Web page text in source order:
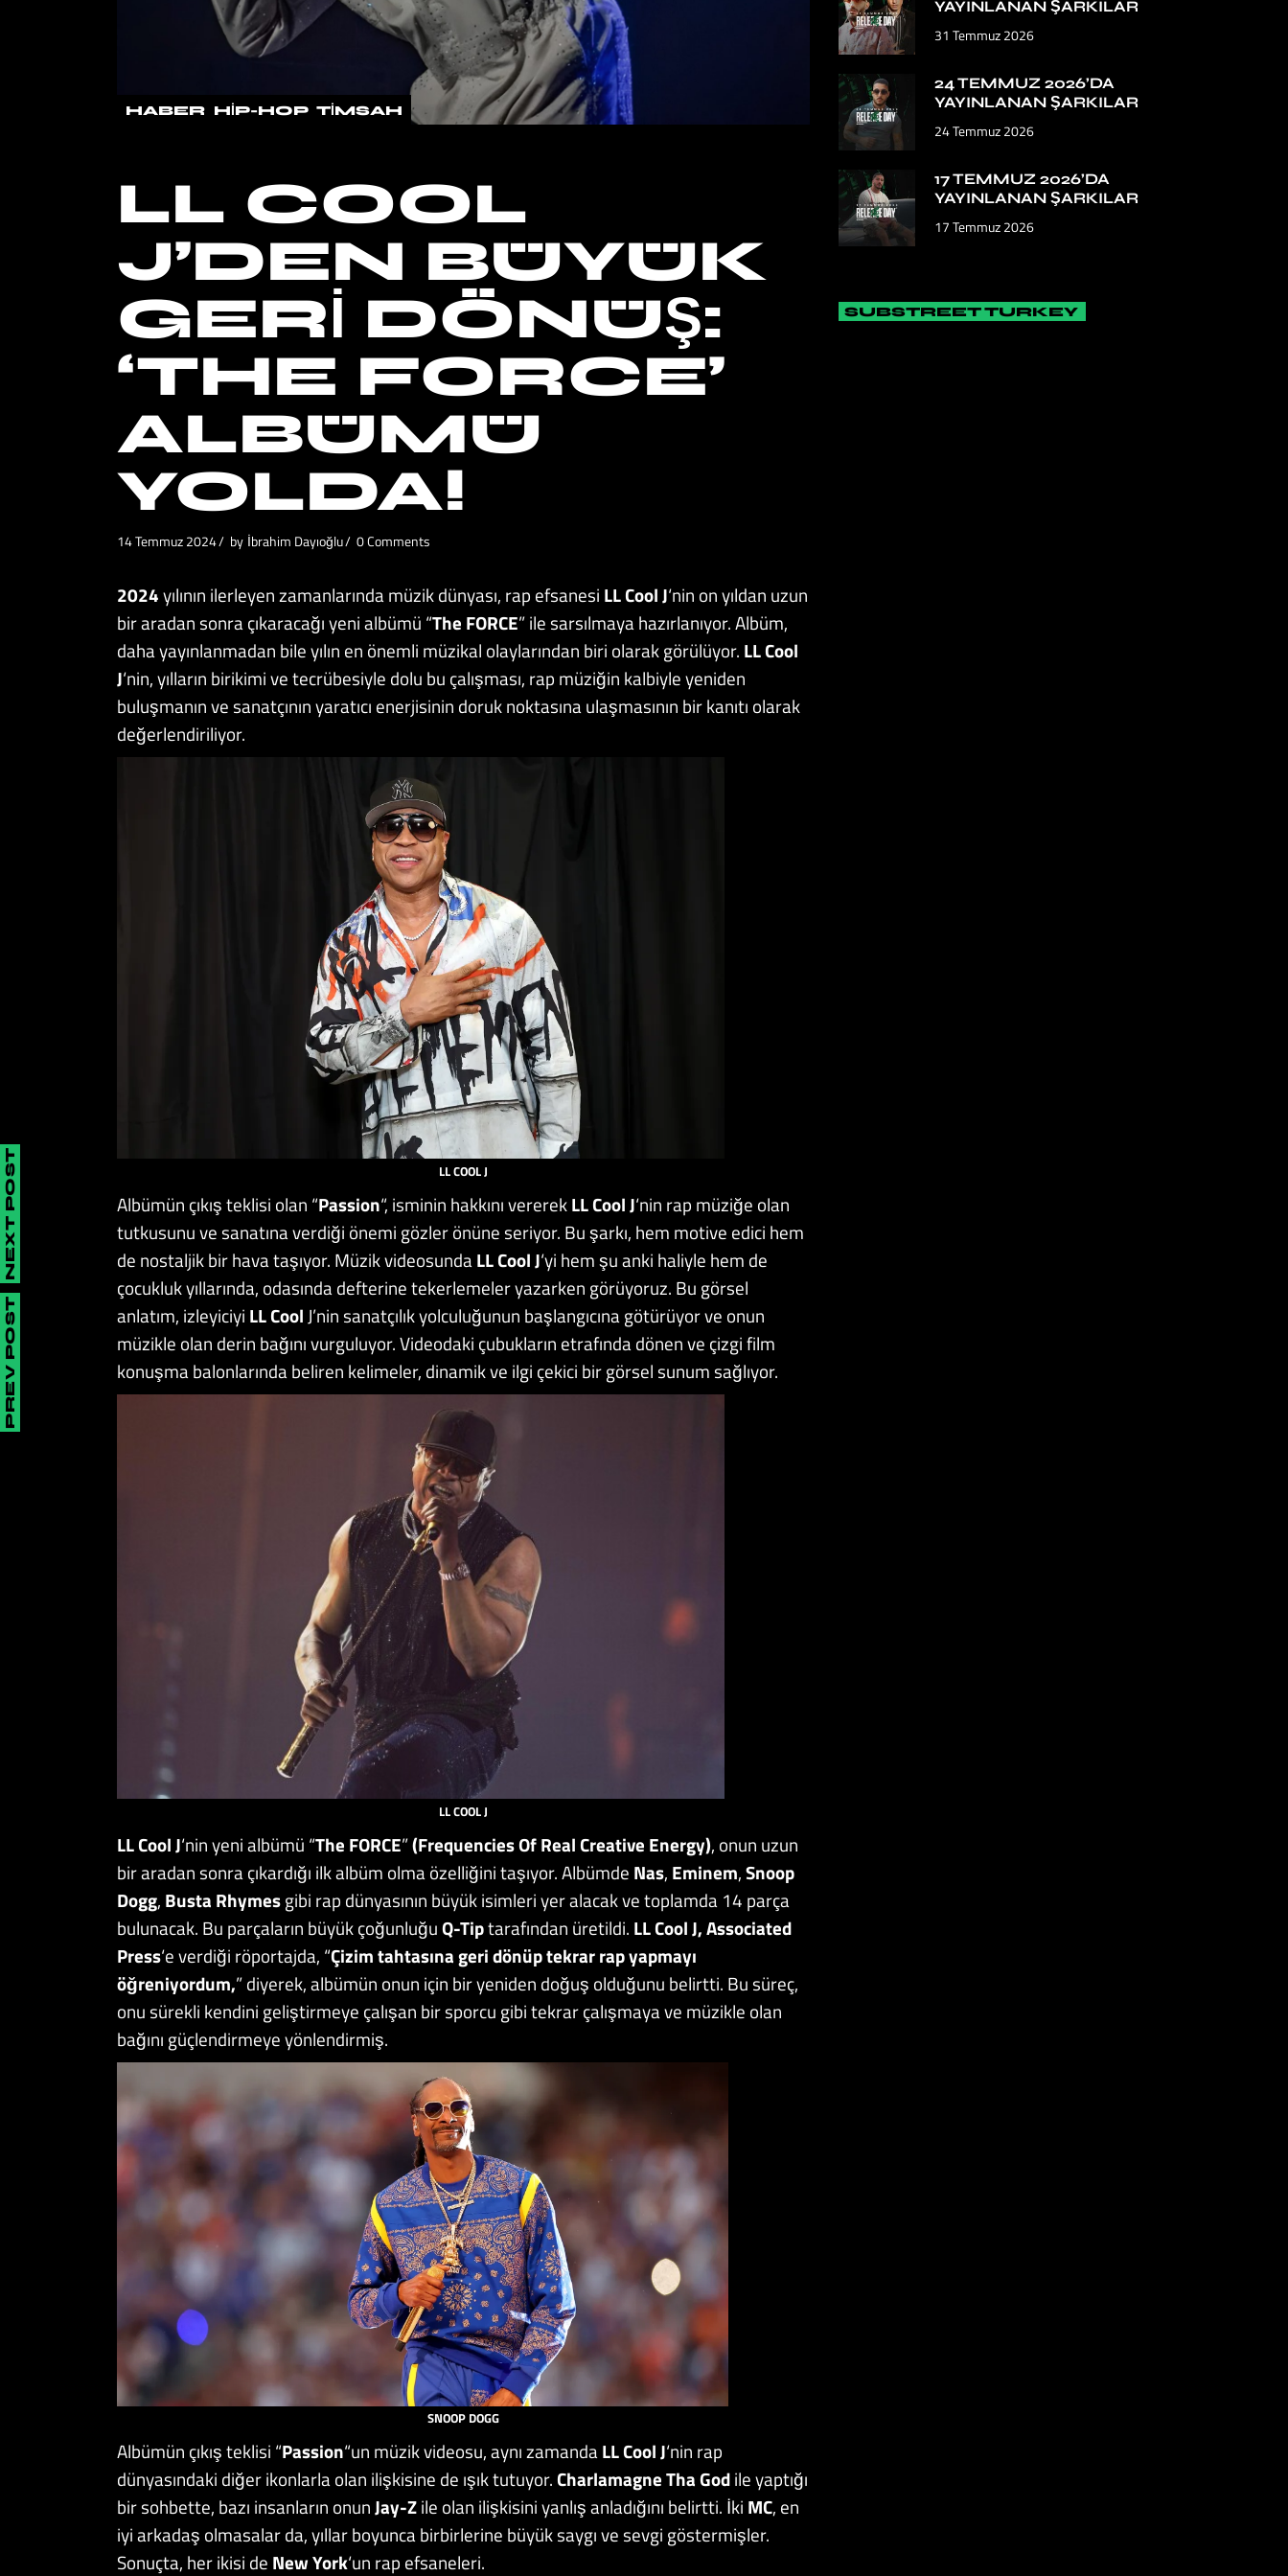
HABER HIP-HOP TIMSAH
LL COOL
J’DEN BÜYÜK
GERI DÖNÜŞ:
‘THE FORCE’
ALBÜMÜ
YOLDA!
14 Temmuz 2024 by İbrahim Dayıoğlu 0 Comments
2024yılının ilerleyen zamanlarında müzik dünyası, rap efsanesi LL Cool J‘nin on yıldan uzun
bir aradan sonra çıkaracağı yeni albümü “The FORCE” ile sarsılmaya hazırlanıyor. Albüm,
daha yayınlanmadan bile yılın en önemli müzikal olaylarından biri olarak görülüyor. LL Cool
J‘nin, yılların birikimi ve tecrübesiyle dolu bu çalışması, rap müziğin kalbiyle yeniden
buluşmanın ve sanatçının yaratıcı enerjisinin doruk noktasına ulaşmasının bir kanıtı olarak
değerlendiriliyor.
LL COOL J
Albümün çıkış teklisi olan “Passion“, isminin hakkını vererekLL Cool J‘nin rap müziğe olan
tutkusunu ve sanatına verdiği önemi gözler önüne seriyor. Bu şarkı, hem motive edici hem
de nostaljik bir hava taşıyor. Müzik videosundaLL Cool J‘yi hem şu anki haliyle hem de
çocukluk yıllarında, odasında defterine tekerlemeler yazarken görüyoruz. Bu görsel
anlatım, izleyiciyi LL CoolJ’nin sanatçılık yolculuğunun başlangıcına götürüyor ve onun
müzikle olan derin bağını vurguluyor. Videodaki çubukların etrafında dönen ve çizgi film
konuşma balonlarında beliren kelimeler, dinamik ve ilgi çekici bir görsel sunum sağlıyor.
LL COOL J
LL Cool J‘nin yeni albümü “The FORCE”(Frequencies Of Real Creative Energy), onun uzun
bir aradan sonra çıkardığı ilk albüm olma özelliğini taşıyor. Albümde Nas, Eminem,Snoop
Dogg, Busta Rhymesgibi rap dünyasının büyük isimleri yer alacak ve toplamda 14 parça
bulunacak. Bu parçaların büyük çoğunluğuQ-Tiptarafından üretildi. LL Cool J, Associated
Press‘e verdiği röportajda, “Çizim tahtasına geri dönüp tekrar rap yapmayı
öğreniyordum,” diyerek, albümün onun için bir yeniden doğuş olduğunu belirtti. Bu süreç,
onu sürekli kendini geliştirmeye çalışan bir sporcu gibi tekrar çalışmaya ve müzikle olan
bağını güçlendirmeye yönlendirmiş.
SNOOP DOGG
Albümün çıkış teklisi “Passion“un müzik videosu, aynı zamandaLL Cool J‘nin rap
dünyasındaki diğer ikonlarla olan ilişkisine de ışık tutuyor.Charlamagne Tha Godile yaptığı
bir sohbette, bazı insanların onunJay-Zile olan ilişkisini yanlış anladığını belirtti. İki MC, en
iyi arkadaş olmasalar da, yıllar boyunca birbirlerine büyük saygı ve sevgi göstermişler.
Sonuçta, her ikisi de New York‘un rap efsaneleri.
PREV POST
NEXT POST
YAYINLANAN ŞARKILAR
31 Temmuz 2026
24 TEMMUZ 2026’DA
YAYINLANAN ŞARKILAR
24 Temmuz 2026
17 TEMMUZ 2026’DA
YAYINLANAN ŞARKILAR
17 Temmuz 2026
SUBSTREET TURKEY